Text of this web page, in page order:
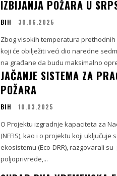
IZBIJANJA POŽARA U
BIH 30.06.2025
Zbog visokih temperatura
koji će obilježiti veći dio naredne
na građane da budu maksimalno
JAČANJE SISTEMA ZA
POŽARA
BIH 10.03.2025
O Projektu izgradnje kapaciteta za
(NFFIS), kao i o projektu koji
ekosistemu (Eco-DRR), razgovarali
poljoprivrede,...